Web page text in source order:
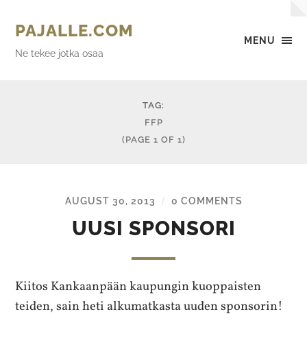
MENU
PAJALLE.COM
Ne tekee jotka osaa
TAG:
FFP
(PAGE 1 OF 1)
AUGUST 30, 2013 / 0 COMMENTS
UUSI SPONSORI
Kiitos Kankaanpään kaupungin kuoppaisten
teiden, sain heti alkumatkasta uuden sponsorin!